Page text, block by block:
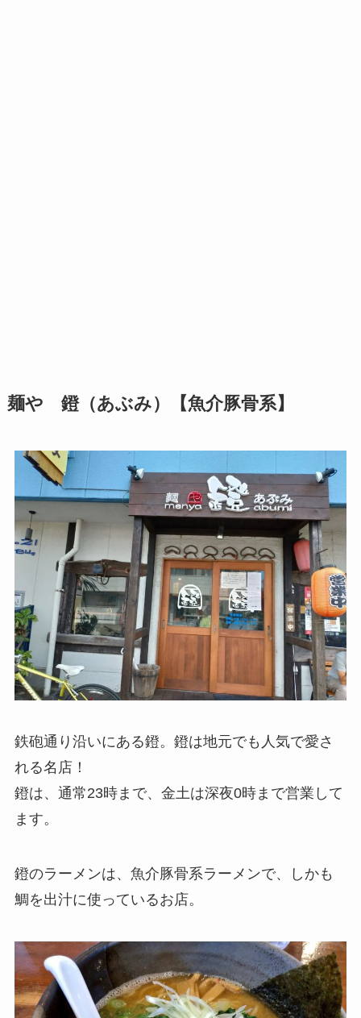
麺や 鐙（あぶみ）【魚介豚骨系】
鉄砲通り沿いにある鐙。鐙は地元でも人気で愛さ
れる名店！
鐙は、通常23時まで、金土は深夜0時まで営業して
ます。
鐙のラーメンは、魚介豚骨系ラーメンで、しかも
鯛を出汁に使っているお店。